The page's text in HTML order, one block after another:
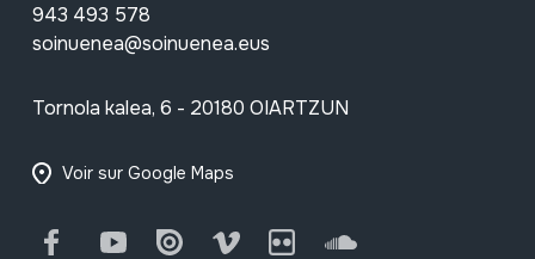
943 493 578
soinuenea@soinuenea.eus
Tornola kalea, 6 - 20180 OIARTZUN
Voir sur Google Maps
FacebookYoutube Issuu Vimeo Flickr SoundCloud